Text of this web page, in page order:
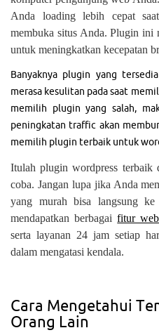
Anda loading lebih cepat
membuka situs Anda. Plugin ini
untuk meningkatkan kecepatan
Banyaknya plugin yang
merasa kesulitan pada saat
memilih plugin yang salah,
peningkatan traffic akan
memilih plugin terbaik untuk
Itulah plugin wordpress terbaik
coba. Jangan lupa jika Anda
yang murah bisa langsung ke
mendapatkan berbagaifitur
serta layanan 24 jam setiap
dalam mengatasi kendala.
Cara Mengetahui
Orang Lain